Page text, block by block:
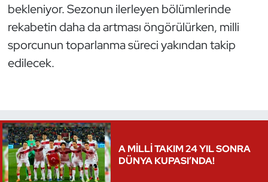
bekleniyor. Sezonun ilerleyen bölümlerinde
rekabetin daha da artması öngörülürken, milli
sporcunun toparlanma süreci yakından takip
edilecek.
A MİLLİ TAKIM 24 YIL SONRA
DÜNYA KUPASI’NDA!